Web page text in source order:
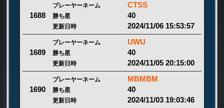
1688
プレーヤーネーム CTSS
勝ち星 40
更新日時 2024/11/06 15:53:57
1689
プレーヤーネーム UWU
勝ち星 40
更新日時 2024/11/05 20:15:00
1690
プレーヤーネーム MBMBM
勝ち星 40
更新日時 2024/11/03 19:03:46